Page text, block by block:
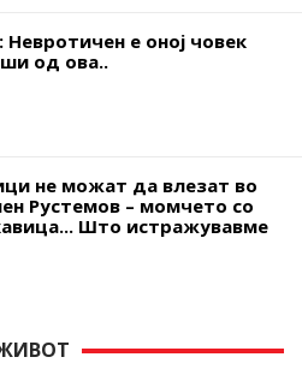
Невротичен е оној човек
од ова..
не можат да влезат во
Рустемов – момчето со
Што истражувавме